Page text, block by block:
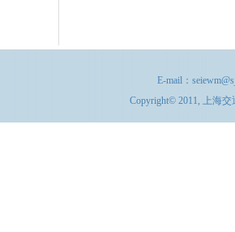
E-mail：
Copyright© 2011, 上海